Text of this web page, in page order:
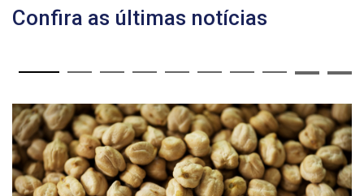
Confira as últimas notícias